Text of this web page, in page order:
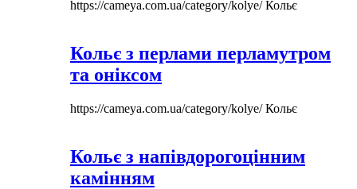
https://cameya.com.ua/category/kolye/Кольє
Кольє з перлами перламутром
та оніксом
https://cameya.com.ua/category/kolye/Кольє
Кольє з напівдорогоцінним
камінням